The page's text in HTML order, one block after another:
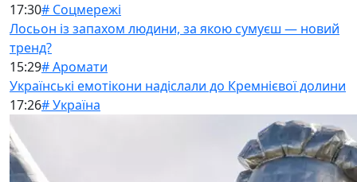
17:30# Соцмережі
Лосьон із запахом людини, за якою сумуєш — новий
тренд?
15:29# Аромати
Українські емотікони надіслали до Кремнієвої долини
17:26# Україна